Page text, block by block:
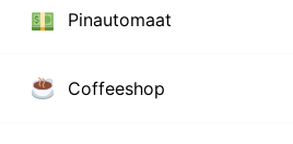
Pinautomaat
Coffeeshop